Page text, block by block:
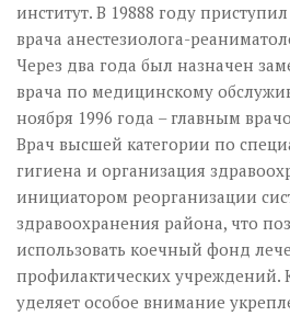
институт. В 19888 году
врача анестезиолога-
Через два года был назначен
врача по медицинскому
ноября 1996 года – главным
Врач высшей категории по
гигиена и организация
инициатором реорганизации
здравоохранения района, что
использовать коечный фонд
профилактических учреждений.
уделяет особое внимание